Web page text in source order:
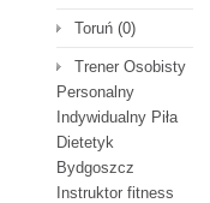
Toruń (0)
Trener Osobisty
Personalny
Indywidualny Piła
Dietetyk
Bydgoszcz
Instruktor fitness